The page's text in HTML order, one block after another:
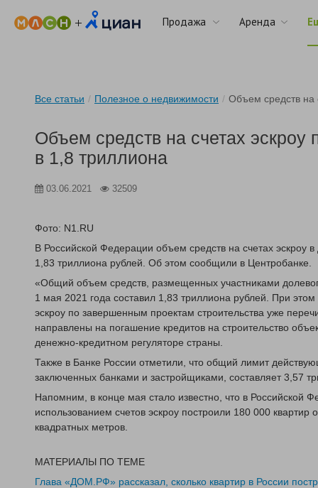
Продажа Аренда
Все статьи / Полезное о недвижимости / Объем средств на
Объем средств на счетах эскроу
в 1,8 триллиона
03.06.2021 32509
Фото: N1.RU
В Российской Федерации объем средств на счетах эскроу
1,83 триллиона рублей. Об этом сообщили в Центробанке.
«Общий объем средств, размещенных участниками
1 мая 2021 года составил 1,83 триллиона рублей. При
эскроу по завершенным проектам строительства уже
направлены на погашение кредитов на строительство
денежно-кредитном регуляторе страны.
Также в Банке России отметили, что общий лимит
заключенных банками и застройщиками, составляет 3,57
Напомним, в конце мая стало известно, что в Российской
использованием счетов эскроу построили 180 000
квадратных метров.
МАТЕРИАЛЫ ПО ТЕМЕ
Глава «ДОМ.РФ» рассказал, сколько квартир в России